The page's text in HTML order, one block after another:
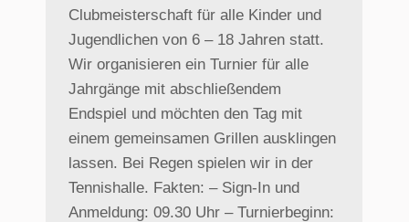
Clubmeisterschaft für alle Kinder und
Jugendlichen von 6 – 18 Jahren statt.
Wir organisieren ein Turnier für alle
Jahrgänge mit abschließendem
Endspiel und möchten den Tag mit
einem gemeinsamen Grillen ausklingen
lassen. Bei Regen spielen wir in der
Tennishalle. Fakten: – Sign-In und
Anmeldung: 09.30 Uhr – Turnierbeginn: